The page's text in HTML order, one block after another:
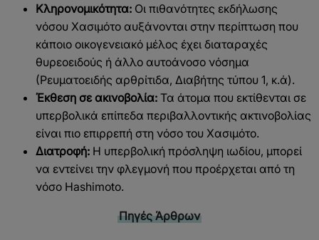
Κληρονομικότητα: Οι πιθανότητες εκδήλωσης
νόσου Χασιμότο αυξάνονται στην περίπτωση που
κάποιο οικογενειακό μέλος έχει διαταραχές
θυρεοειδούς ή άλλο αυτοάνοσο νόσημα
(Ρευματοειδής αρθρίτιδα, Διαβήτης τύπου 1, κ.ά).
Έκθεση σε ακινοβολία: Τα άτομα που εκτίθενται σε
υπερβολικά επίπεδα περιβαλλοντικής ακτινοβολίας
είναι πιο επιρρεπή στη νόσο του Χασιμότο.
Διατροφή: Η υπερβολική πρόσληψη ιωδίου, μπορεί
να εντείνει την φλεγμονή που προέρχεται από τη
νόσο Hashimoto.
Πηγές Άρθρων